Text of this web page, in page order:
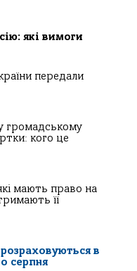
які вимоги
передали
громадському
кого це
мають право на
її
в
серпня